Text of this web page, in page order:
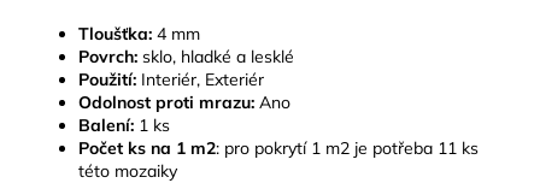
Tloušťka: 4 mm
Povrch: sklo, hladké a lesklé
Použití: Interiér, Exteriér
Odolnost proti mrazu: Ano
Balení: 1 ks
Počet ks na 1 m2: pro pokrytí 1 m2 je potřeba 11 ks
této mozaiky